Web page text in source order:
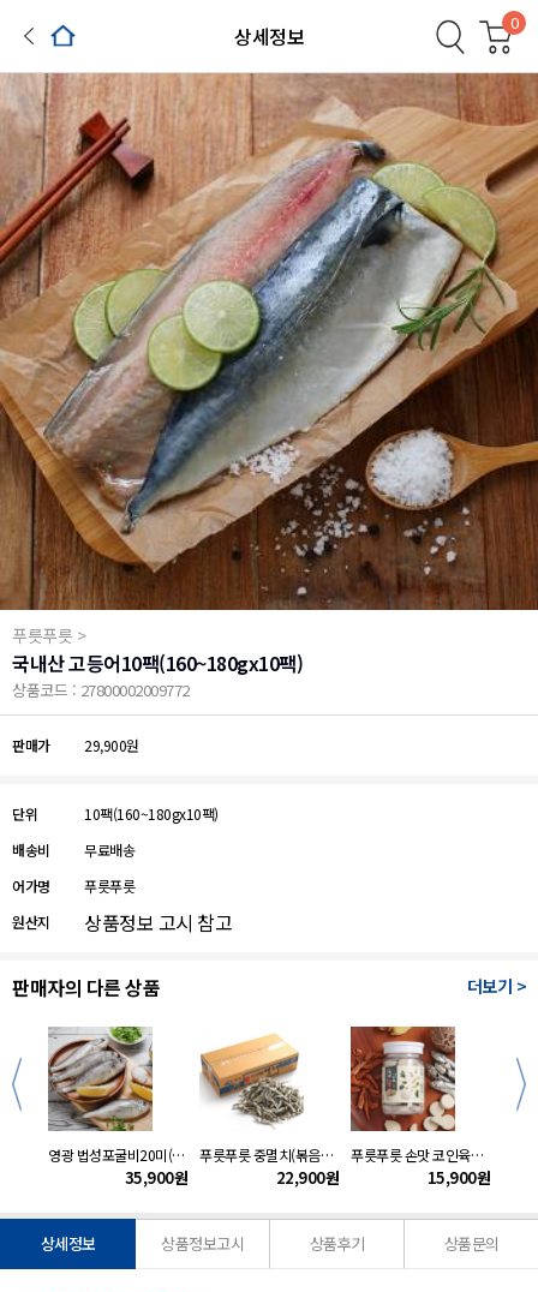
상세정보 0
푸릇푸릇 >
국내산 고등어10팩(160~180gx10팩)
상품코드 : 27800002009772
판매가 29,900원
단위
10팩(160~180gx10팩)
배송비
무료배송
어가명
푸릇푸릇
원산지
상품정보 고시 참고
판매자의 다른 상품
영광 법성포굴비20미(1.2kg내외)
35,900원
푸릇푸릇 중멸치(볶음용)1.5kg
22,900원
푸릇푸릇 손맛 코인육수1병(148g/4gx37정)
15,900원
더보기 >
상세정보 상품정보고시 상품후기 상품문의